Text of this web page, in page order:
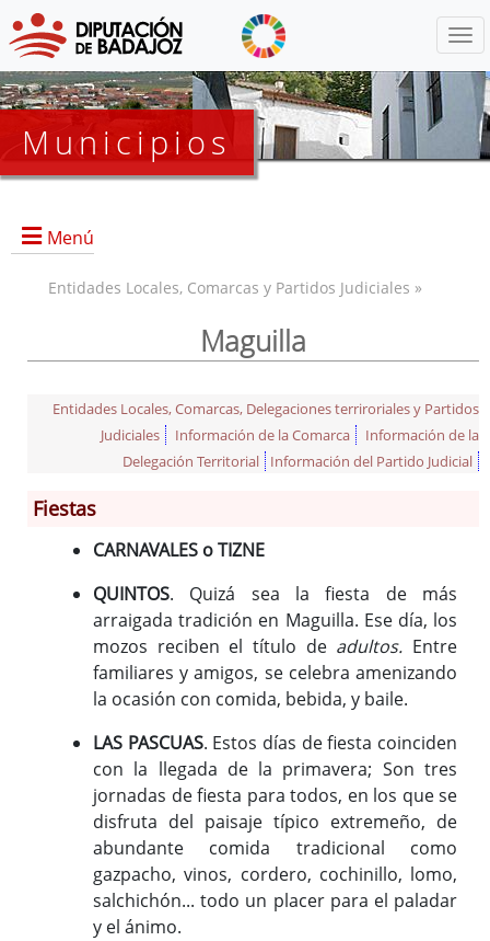
Municipios
Menú
Información General
Historia
Monumentos
Gastronomía
Turismo
Población
Archivo Municipal
Corporación
Correo-e gratis
Códigos para FACe
Entidades Locales, Comarcas y Partidos Judiciales »
Maguilla
Entidades Locales, Comarcas, Delegaciones terriroriales y Partidos
Judiciales
Información de la Comarca
Información de la
Delegación Territorial
Información del Partido Judicial
Fiestas
CARNAVALES o TIZNE
QUINTOS. Quizá sea la fiesta de más
arraigada tradición en Maguilla. Ese día, los
mozos reciben el título de adultos. Entre
familiares y amigos, se celebra amenizando
la ocasión con comida, bebida, y baile.
LAS PASCUAS. Estos días de fiesta coinciden
con la llegada de la primavera; Son tres
jornadas de fiesta para todos, en los que se
disfruta del paisaje típico extremeño, de
abundante comida tradicional como
gazpacho, vinos, cordero, cochinillo, lomo,
salchichón... todo un placer para el paladar
y el ánimo.